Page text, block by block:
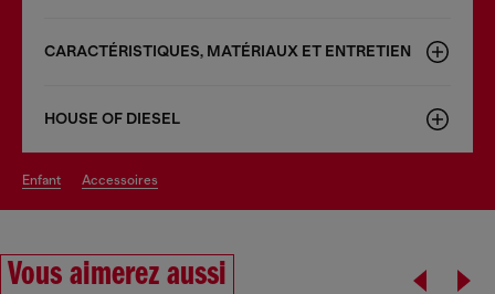
CARACTÉRISTIQUES, MATÉRIAUX ET ENTRETIEN
HOUSE OF DIESEL
enfant accessoires
Vous aimerez aussi